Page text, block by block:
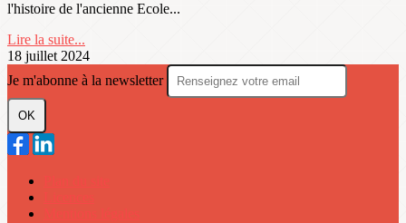
l'histoire de l'ancienne Ecole...
Lire la suite...
18 juillet 2024
Je m'abonne à la newsletter
OK